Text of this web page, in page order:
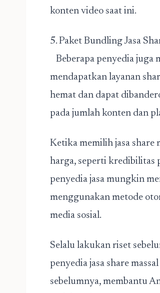
konten video saat ini.
5. Paket Bundling Jasa
Beberapa penyedia juga
mendapatkan layanan
hemat dan dapat
pada jumlah konten dan
Ketika memilih jasa share
harga, seperti kredibilitas
penyedia jasa mungkin
menggunakan metode
media sosial.
Selalu lakukan riset
penyedia jasa share
sebelumnya, membantu